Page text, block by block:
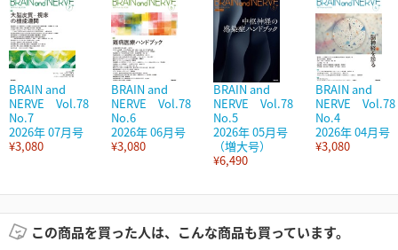
BRAIN and
NERVE Vol.78
No.7
2026年 07月号
¥3,080
BRAIN and
NERVE Vol.78
No.6
2026年 06月号
¥3,080
BRAIN and
NERVE Vol.78
No.5
2026年 05月号
（増大号）
¥6,490
BRAIN and
NERVE Vol.78
No.4
2026年 04月号
¥3,080
この商品を買った人は、こんな商品も買っています。